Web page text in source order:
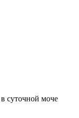
суточной моче